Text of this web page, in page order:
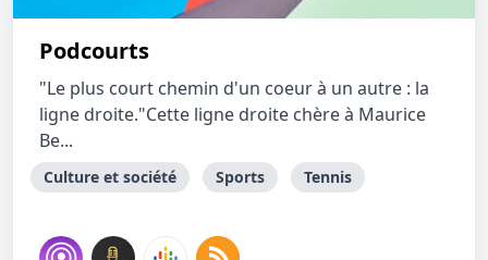
Podcourts
"Le plus court chemin d'un coeur à un autre : la
ligne droite."Cette ligne droite chère à Maurice
Be...
Culture et société Sports Tennis